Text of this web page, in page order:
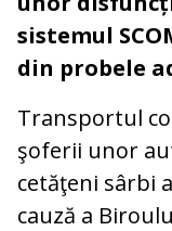
sistemul
din probele
Transportul
şoferii unor
cetăţeni sârbi
cauză a